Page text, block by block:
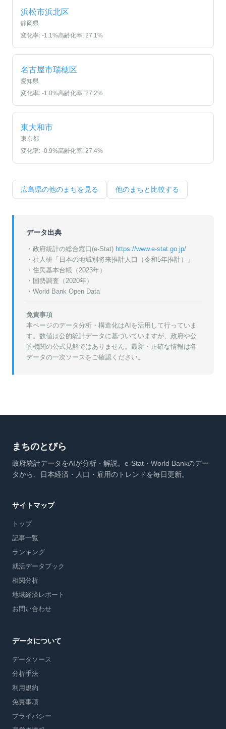
浜松市浜北区
静岡県
変化率: -1.1%高齢化率: 27.1%
名古屋市瑞穂区
愛知県
変化率: -1.0%高齢化率: 27.2%
東大和市
東京都
変化率: -0.9%高齢化率: 27.4%
広島県の他のまちを見る 他のまちと比較する
データ出典
・政府統計の総合窓口(e-Stat) https://www.e-stat.go.jp/
・ 社人研「日本の地域別将来推計人口（令和5年推計）」
・ 住民基本台帳（2023年）
・ 国勢調査（2020年）
・World Bank Open Data
免責事項
本ページのデータ分析・構造化はAIを活用して行っていま
す。数値は公的統計データに基づいていますが、政府や公
的機関の公式見解ではありません。最新・正確な情報は各
データの一次ソースをご確認ください。
まちのとびら
政府統計データをAIが分析・解説。e-Stat・World Bankのデー
タから、日本経済・人口・雇用のトレンドを毎日更新。
サイトマップ
トップ
記事一覧
ランキング
就活データブック
相関分析
地域経済レポート
お問い合わせ
データについて
データソース
分析手法
利用規約
免責事項
プライバシー